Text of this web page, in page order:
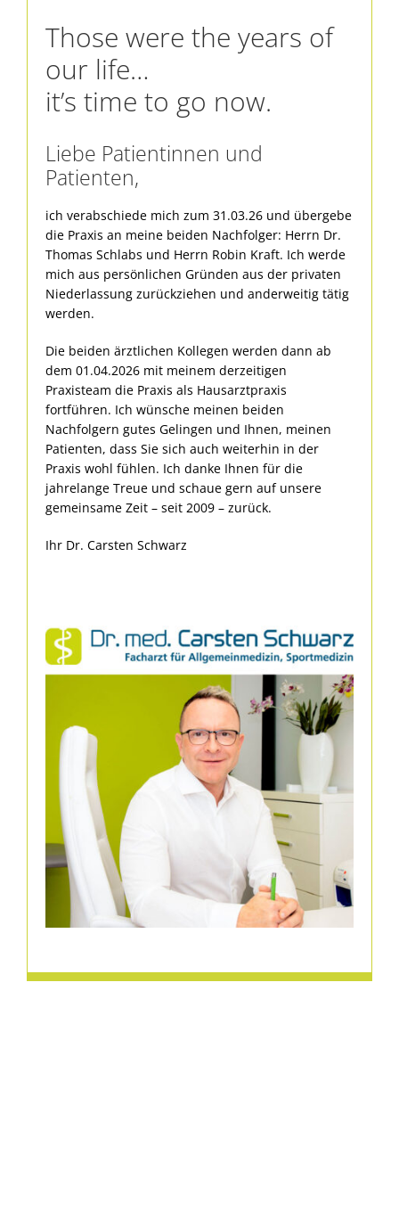
Those were the years of
our life…
it’s time to go now.
Liebe Patientinnen und
Patienten,
ich verabschiede mich zum 31.03.26 und übergebe
die Praxis an meine beiden Nachfolger: Herrn Dr.
Thomas Schlabs und Herrn Robin Kraft. Ich werde
mich aus persönlichen Gründen aus der privaten
Niederlassung zurückziehen und anderweitig tätig
werden.
Die beiden ärztlichen Kollegen werden dann ab
dem 01.04.2026 mit meinem derzeitigen
Praxisteam die Praxis als Hausarztpraxis
fortführen. Ich wünsche meinen beiden
Nachfolgern gutes Gelingen und Ihnen, meinen
Patienten, dass Sie sich auch weiterhin in der
Praxis wohl fühlen. Ich danke Ihnen für die
jahrelange Treue und schaue gern auf unsere
gemeinsame Zeit – seit 2009 – zurück.
Ihr Dr. Carsten Schwarz